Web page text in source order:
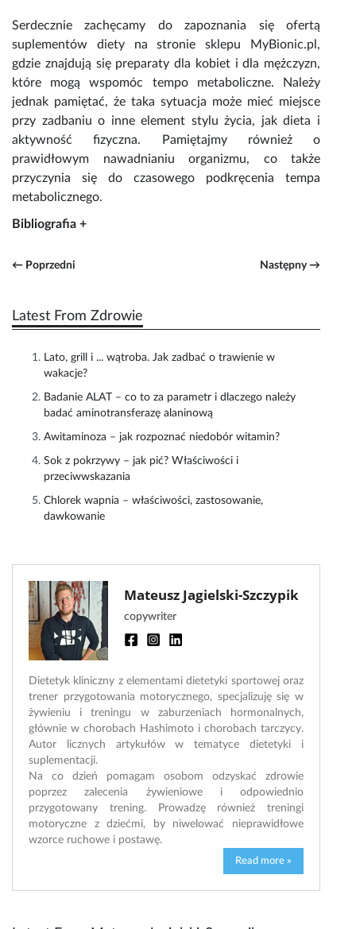
Serdecznie zachęcamy do zapoznania się ofertą
suplementów diety na stronie sklepu MyBionic.pl,
gdzie znajdują się preparaty dla kobieti dla mężczyzn,
które mogą wspomóc tempo metaboliczne. Należy
jednak pamiętać, że taka sytuacja może mieć miejsce
przy zadbaniu o inne element stylu życia, jak dieta i
aktywność fizyczna. Pamiętajmy również o
prawidłowym nawadnianiu organizmu, co także
przyczynia się do czasowego podkręcenia tempa
metabolicznego.
Bibliografia +
← Poprzedni Następny →
Latest From Zdrowie
Lato, grill i ... wątroba. Jak zadbać o trawienie w
wakacje?
Badanie ALAT – co to za parametr i dlaczego należy
badać aminotransferazę alaninową
Awitaminoza – jak rozpoznać niedobór witamin?
Sok z pokrzywy – jak pić? Właściwości i
przeciwwskazania
Chlorek wapnia – właściwości, zastosowanie,
dawkowanie
Mateusz Jagielski-Szczypik
copywriter
Dietetyk kliniczny z elementami dietetyki sportowej oraz
trener przygotowania motorycznego, specjalizuję się w
żywieniu i treningu w zaburzeniach hormonalnych,
głównie w chorobach Hashimoto i chorobach tarczycy.
Autor licznych artykułów w tematyce dietetyki i
suplementacji.
Na co dzień pomagam osobom odzyskać zdrowie
poprzez zalecenia żywieniowe i odpowiednio
przygotowany trening. Prowadzę również treningi
motoryczne z dziećmi, by niwelować nieprawidłowe
wzorce ruchowe i postawę.
Read more »